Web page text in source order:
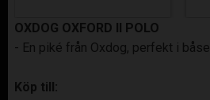
OXDOG OXFORD II POLO
- En piké från Oxdog, perfekt i
Köp till: